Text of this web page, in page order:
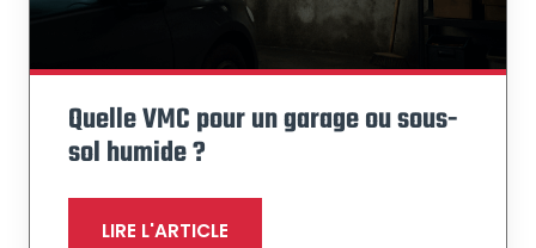
Quelle VMC pour un garage ou sous-
sol humide ?
LIRE L'ARTICLE